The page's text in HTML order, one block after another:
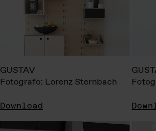
GUSTAV
Fotografo: Lorenz Sternbach
Download